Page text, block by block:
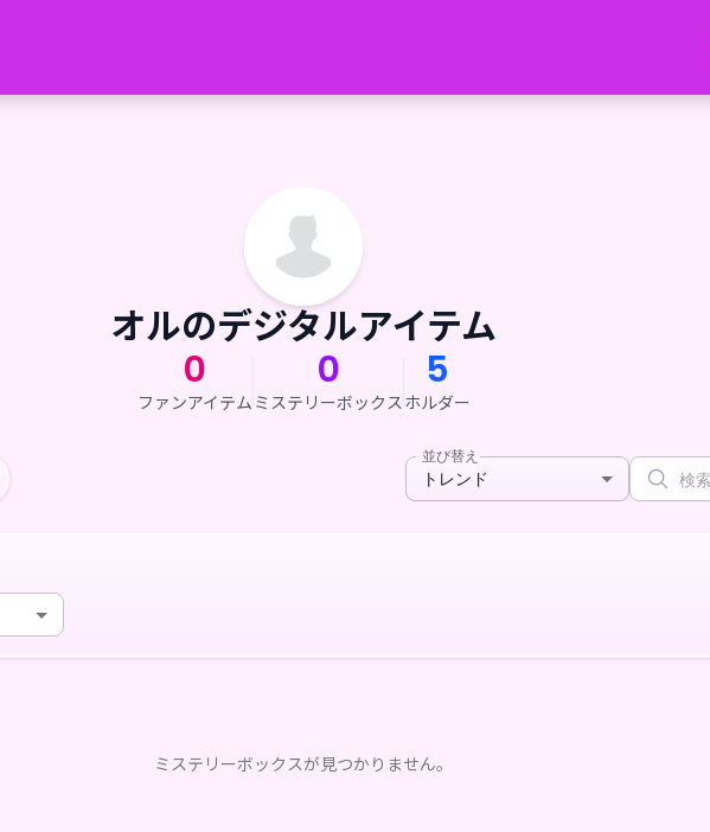
オルのデジタルアイテム
0
ファンアイテム
0
ミステリーボックス
5
ホルダー
並び替え
トレンド
ミステリーボックスが見つかりません。